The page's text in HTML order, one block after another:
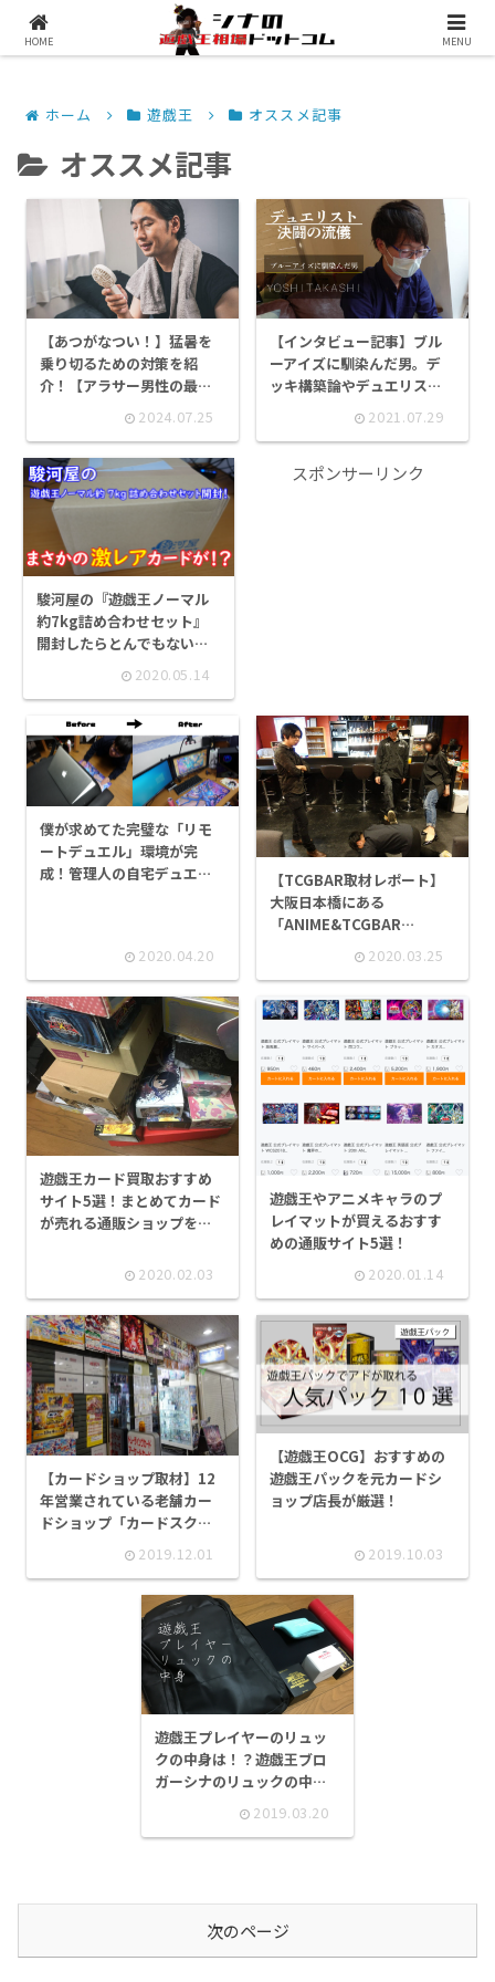
シナコムについて
ホーム 遊戯王 オススメ記事
オススメ記事
【あつがなつい！】猛暑を
乗り切るための対策を紹
介！【アラサー男性の最終
2024.07.25
【インタビュー記事】ブル
ーアイズに馴染んだ男。デ
ッキ構築論やデュエリスト
2021.07.29
駿河屋の『遊戯王ノーマル
約7kg詰め合わせセット』
開封したらとんでもないカ
ードが出てきた！2020.05.14
スポンサーリンク
僕が求めてた完璧な「リモ
ートデュエル」環境が完
成！管理人の自宅デュエル
2020.04.20
【TCGBAR取材レポート】
大阪日本橋にある
「ANIME&TCGBAR
Antiguo〜アンティゴ〜」
に行ってみた！
2020.03.25
遊戯王カード買取おすすめ
サイト5選！まとめてカード
が売れる通販ショップをま
2020.02.03
遊戯王やアニメキャラのプ
レイマットが買えるおすす
めの通販サイト5選！
2020.01.14
【カードショップ取材】12
年営業されている老舗カー
ドショップ「カードスクエ
ア」さんに潜入！オーナー
さんのこだわりの商品がい
2019.12.01
【遊戯王OCG】おすすめの
遊戯王パックを元カードシ
ョップ店長が厳選！
2019.10.03
遊戯王プレイヤーのリュッ
クの中身は！？遊戯王ブロ
ガーシナのリュックの中を
2019.03.20
次のページ
HOME MENU